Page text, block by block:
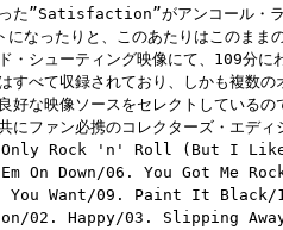
った”Satisfaction”がアンコール・
なったりと、このあたりはこのまま
・シューティング映像にて、109分
すべて収録されており、しかも複数
好な映像ソースをセレクトしている
共にファン必携のコレクターズ・
Rock 'n' Roll (But I
On Down/06. You Got Me
You Want/09. Paint It Black/
02. Happy/03. Slipping